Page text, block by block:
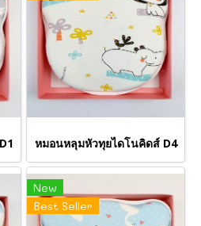
หมอนหลุมหัวทุยไดโนคิดส์ D4
New
Best Seller